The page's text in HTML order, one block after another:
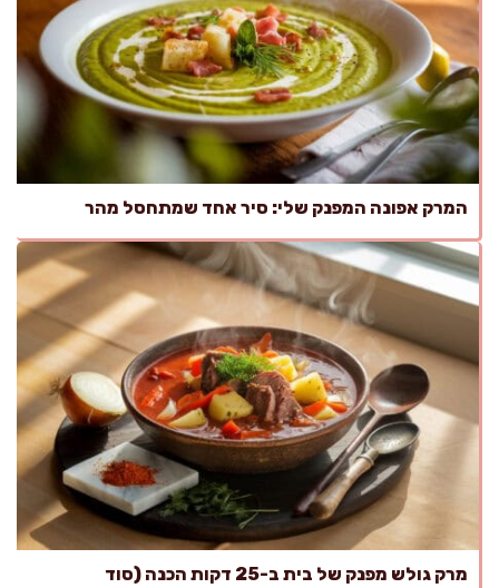
המרק אפונה המפנק שלי: סיר אחד שמתחסל מהר
מרק גולש מפנק של בית ב-25 דקות הכנה (סוד